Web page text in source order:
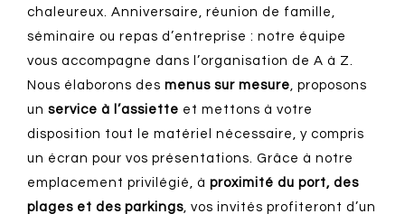
chaleureux. Anniversaire, réunion de famille,
séminaire ou repas d’entreprise : notre équipe
vous accompagne dans l’organisation de A à Z.
Nous élaborons des menus sur mesure, proposons
un service à l’assiette et mettons à votre
disposition tout le matériel nécessaire, y compris
un écran pour vos présentations. Grâce à notre
emplacement privilégié, à proximité du port, des
plages et des parkings, vos invités profiteront d’un